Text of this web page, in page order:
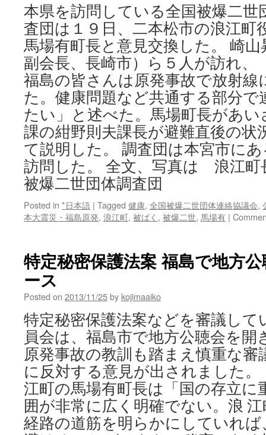
本県を訪問している全国被爆二世
査団は１９日、二本松市の浪江町
馬場有町長と意見交換した。 崎
副会長、長崎市）ら５人が訪れ、
福島の皆さんは原発事故で放射線
た。健康問題など共通する部分で
たい」と述べた。馬場町長があ
課の紺野則夫課長が避難直後の状
て説明した。 調査団は本宮市に
訪問した。 全文、写真は 浪江
被爆二世団体調査団
Posted in *日本語 | Tagged 健康, 全国被爆二世団体連絡協議会,
本大震災・福島原発, 浪江町, 被ばく , 被爆二世, 馬場有 |
特定秘密保護法案 福島で地方
ース
Posted on 2013/11/25by kojimaaiko
特定秘密保護法案などを審議して
員会は、福島市で地方公聴会を開
原発事故の教訓も踏まえ慎重な
に反対する意見が出されました
江町の馬場有町長は「国の存立に
囲が非常に広く明確でない。浪
経路の道筋を明らかにしていれ